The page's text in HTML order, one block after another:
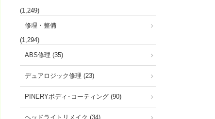
(1,249)
修理・整備
(1,294)
ABS修理 (35)
デュアロジック修理 (23)
PINERYボディ･コーティング (90)
ヘッドライトリメイク (34)